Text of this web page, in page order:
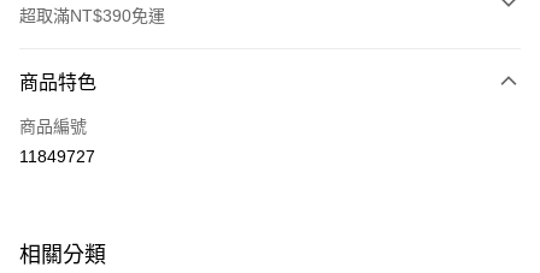
超取滿NT$390免運
POYA支付
信用卡一次付款
商品特色
商品編號
11849727
相關分類